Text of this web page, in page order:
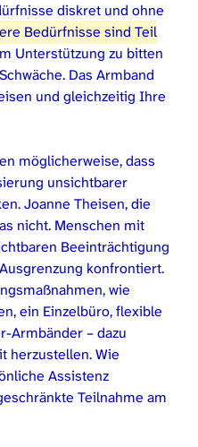
diskret und ohne
Bedürfnisse sind Teil
Unterstützung zu bitten
Das Armband
und gleichzeitig Ihre
möglicherweise, dass
unsichtbarer
Joanne Theisen, die
nicht. Menschen mit
Beeinträchtigung
konfrontiert.
wie
ein Einzelbüro, flexible
Armbänder – dazu
herzustellen. Wie
Assistenz
Teilnahme am